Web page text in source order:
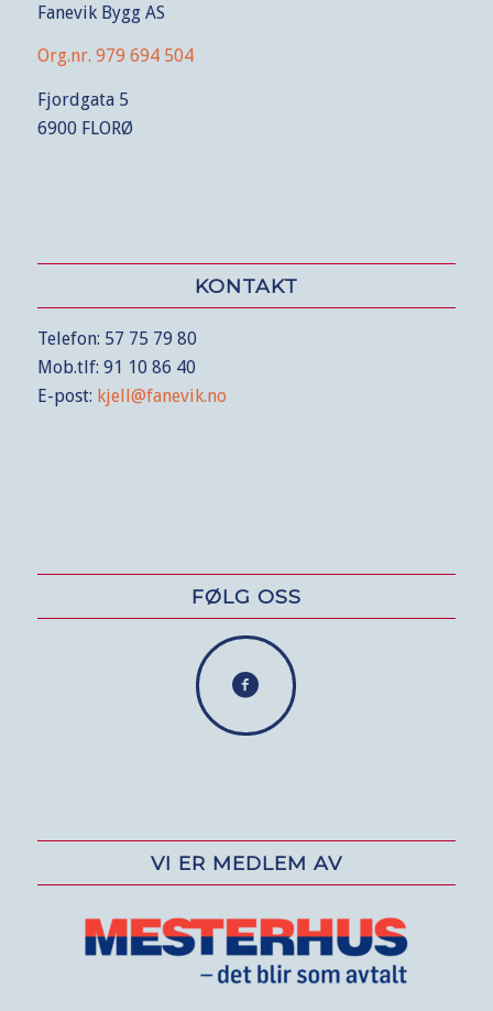
Fanevik Bygg AS
Org.nr. 979 694 504
Fjordgata 5
6900 FLORØ
KONTAKT
Telefon: 57 75 79 80
Mob.tlf: 91 10 86 40
E-post: kjell@fanevik.no
FØLG OSS
VI ER MEDLEM AV